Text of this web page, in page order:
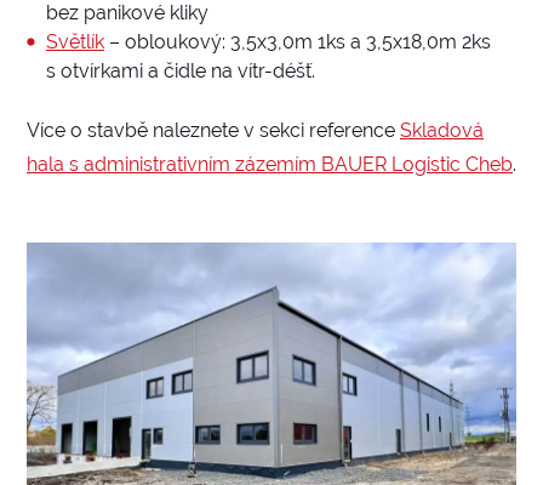
bez panikové kliky
Světlík – obloukový: 3,5x3,0m 1ks a 3,5x18,0m 2ks
s otvírkami a čidle na vítr-déšť.
Více o stavbě naleznete v sekci reference Skladová
hala s administrativním zázemím BAUER Logistic Cheb.